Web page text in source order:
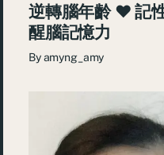
逆轉腦年齡 ♥ 記
醒腦記憶力
Byamyng_amy